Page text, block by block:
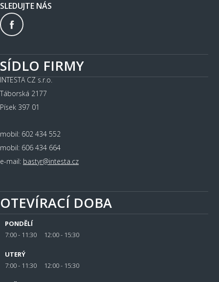
SLEDUJTE NÁS
SÍDLO FIRMY
INTESTA CZ s.r.o.
Táborská 2177
Písek 397 01
mobil: 602 434 552
mobil: 606 434 664
e-mail: bastyr@intesta.cz
OTEVÍRACÍ DOBA
PONDĚLÍ
7:00 - 11:30 12:00 - 15:30
UTERÝ
7:00 - 11:30 12:00 - 15:30